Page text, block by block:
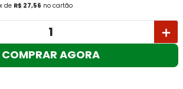
x de R$ 27,56 no cartão
＋
COMPRAR AGORA